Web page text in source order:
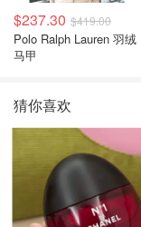
$237.30 $419.00
Polo Ralph Lauren 羽绒
马甲
猜你喜欢